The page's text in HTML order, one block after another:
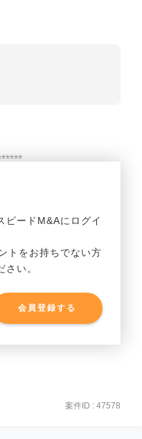
ピードM&Aにログイ
トをお持ちでない方
い。
会員登録する
案件ID : 47578